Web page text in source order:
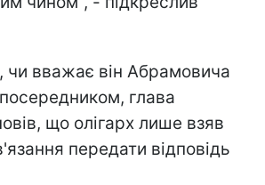
чи вважає він Абрамовича
глава
що олігарх лише взяв
передати відповідь